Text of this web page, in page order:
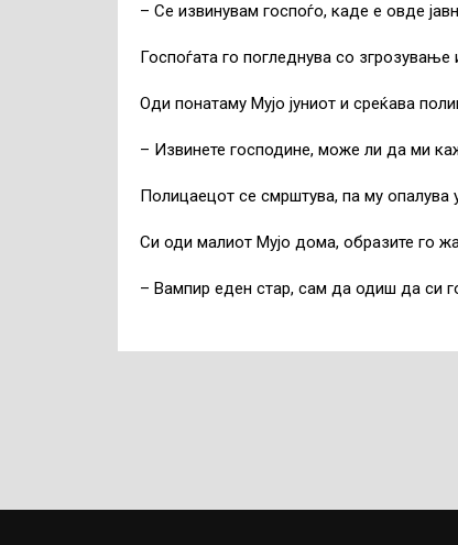
– Се извинувам госпоѓо, каде е овде
Госпоѓата го погледнува со
Оди понатаму Мујо јуниот и среќава
– Извинете господине, може ли да ми
Полицаецот се смрштува, па му
Си оди малиот Мујо дома, образите го
– Вампир еден стар, сам да одиш да си